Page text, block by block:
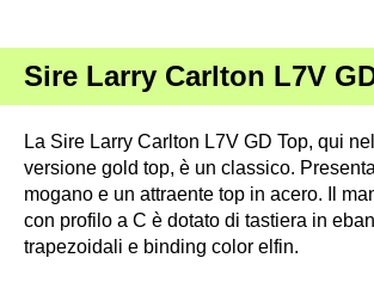
Sire Larry Carlton L7V
La Sire Larry Carlton L7V GD Top, qui
versione gold top, è un classico.
mogano e un attraente top in acero. Il
con profilo a C è dotato di tastiera in
trapezoidali e binding color elfin.